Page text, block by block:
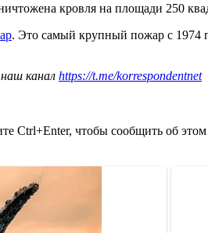
кровля на площади 250
. Это самый крупный пожар с 1974
канал https://t.me/korrespondentnet
Ctrl+Enter, чтобы сообщить об